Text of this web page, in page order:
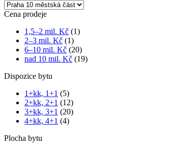
Cena prodeje
1,5–2 mil. Kč (1)
2–3 mil. Kč (1)
6–10 mil. Kč (20)
nad 10 mil. Kč (19)
Dispozice bytu
1+kk, 1+1 (5)
2+kk, 2+1 (12)
3+kk, 3+1 (20)
4+kk, 4+1 (4)
Plocha bytu